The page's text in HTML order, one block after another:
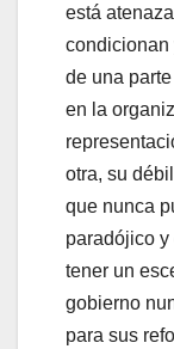
está
condicionan
de una
en la
otra, su
que nunca
paradójico
tener un
gobierno
para sus